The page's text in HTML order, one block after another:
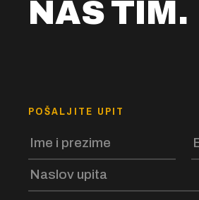
NAŠ TIM.
POŠALJITE UPIT